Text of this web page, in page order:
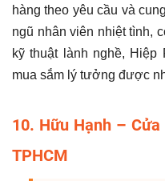
hàng theo yêu cầu và
ngũ nhân viên nhiệt tình,
kỹ thuật lành nghề, Hiệp
mua sắm lý tưởng được
10. Hữu Hạnh –
TPHCM